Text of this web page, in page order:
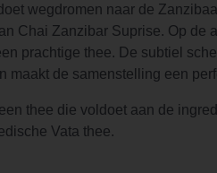
wegdromen naar de
Chai Zanzibar Suprise. Op
prachtige thee. De subtiel
maakt de samenstelling een
thee die voldoet aan de
Vata thee.